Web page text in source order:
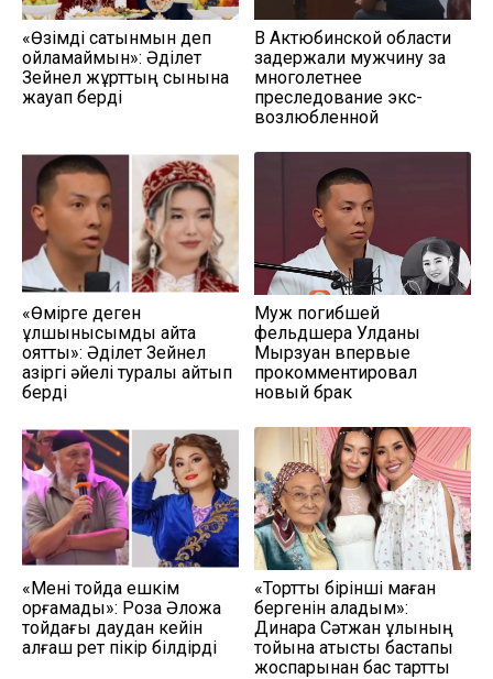
«Өзімді сатқынмын деп
ойламаймын»: Әділет
Зейнел жұрттың сынына
жауап берді
В Актюбинской области
задержали мужчину за
многолетнее
преследование экс-
возлюбленной
«Өмірге деген
құлшынысымды қайта
оятты»: Әділет Зейнел
қазіргі әйелі туралы айтып
берді
Муж погибшей
фельдшера Улданы
Мырзуан впервые
прокомментировал
новый брак
«Мені тойда ешкім
қорғамады»: Роза Әлқожа
тойдағы даудан кейін
алғаш рет пікір білдірді
«Тортты бірінші маған
бергенін қаладым»:
Динара Сәтжан ұлының
тойына қатысты бастапқы
жоспарынан бас тартты